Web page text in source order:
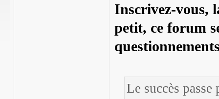
Inscrivez-vous,
petit, ce forum
Le succès